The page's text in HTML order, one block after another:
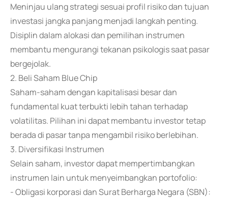
Meninjau ulang strategi sesuai profil risiko dan tujuan
investasi jangka panjang menjadi langkah penting.
Disiplin dalam alokasi dan pemilihan instrumen
membantu mengurangi tekanan psikologis saat pasar
bergejolak.
2. Beli Saham Blue Chip
Saham-saham dengan kapitalisasi besar dan
fundamental kuat terbukti lebih tahan terhadap
volatilitas. Pilihan ini dapat membantu investor tetap
berada di pasar tanpa mengambil risiko berlebihan.
3. Diversifikasi Instrumen
Selain saham, investor dapat mempertimbangkan
instrumen lain untuk menyeimbangkan portofolio:
- Obligasi korporasi dan Surat Berharga Negara (SBN):